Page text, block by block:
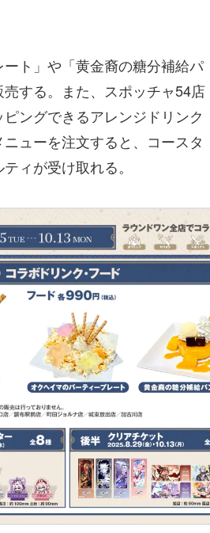
ト」や「黄金裔の糖分補給パ
する。また、スポッチャ54店
ングできるアレンジドリンク
ューを注文すると、コースタ
ィが受け取れる。